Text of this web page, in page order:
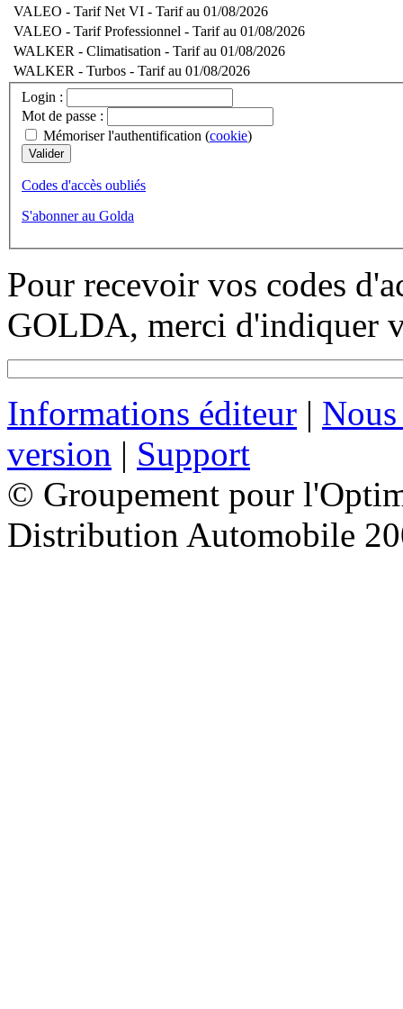
VALEO - Tarif Net VI - Tarif au 01/08/2026
VALEO - Tarif Professionnel - Tarif au 01/08/2026
WALKER - Climatisation - Tarif au 01/08/2026
WALKER - Turbos - Tarif au 01/08/2026
Login :
Mot de passe :
Mémoriser l'authentification (cookie)
Codes d'accès oubliés
S'abonner au Golda
Pour recevoir vos codes
GOLDA, merci d'indiquer
Informations éditeur |
version | Support
© Groupement pour
Distribution Automobile